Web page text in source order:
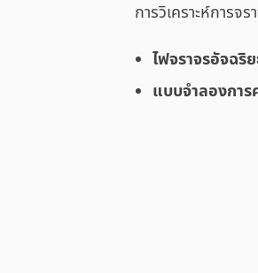
การวิเคราะห์การจ
ไฟจราจรอัจฉริย
แบบจำลองกา